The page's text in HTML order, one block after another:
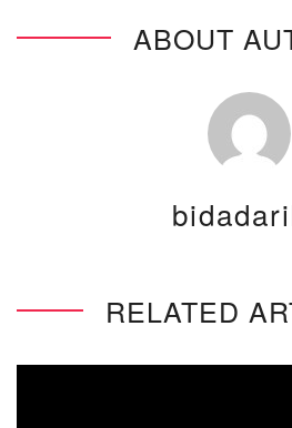
ABOUT
RELATED